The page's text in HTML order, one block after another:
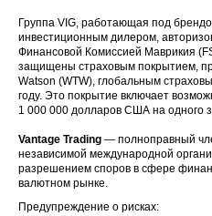
Группа VIG, работающая под
инвестиционным дилером,
Финансовой Комиссией Маврикия
защищены страховым покрытием,
Watson (WTW), глобальным
году. Это покрытие включает
1 000 000 долларов США на одного
Vantage Trading — полноправный
независимой международной
разрешением споров в сфере
валютном рынке.
Предупреждение о рисках: